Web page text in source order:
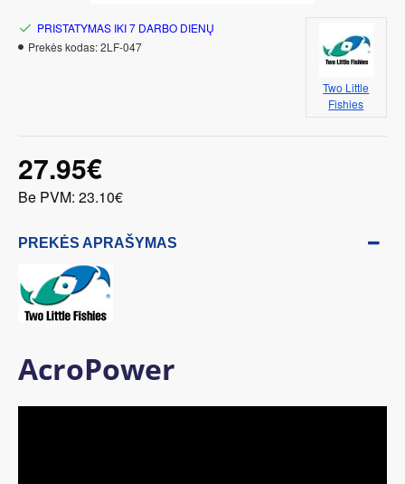
27.95€
Be PVM: 23.10€
PRISTATYMAS IKI 7 DARBO DIENŲ
Prekės kodas:2LF-047
Two Little
Fishies
PREKĖS APRAŠYMAS
AcroPower